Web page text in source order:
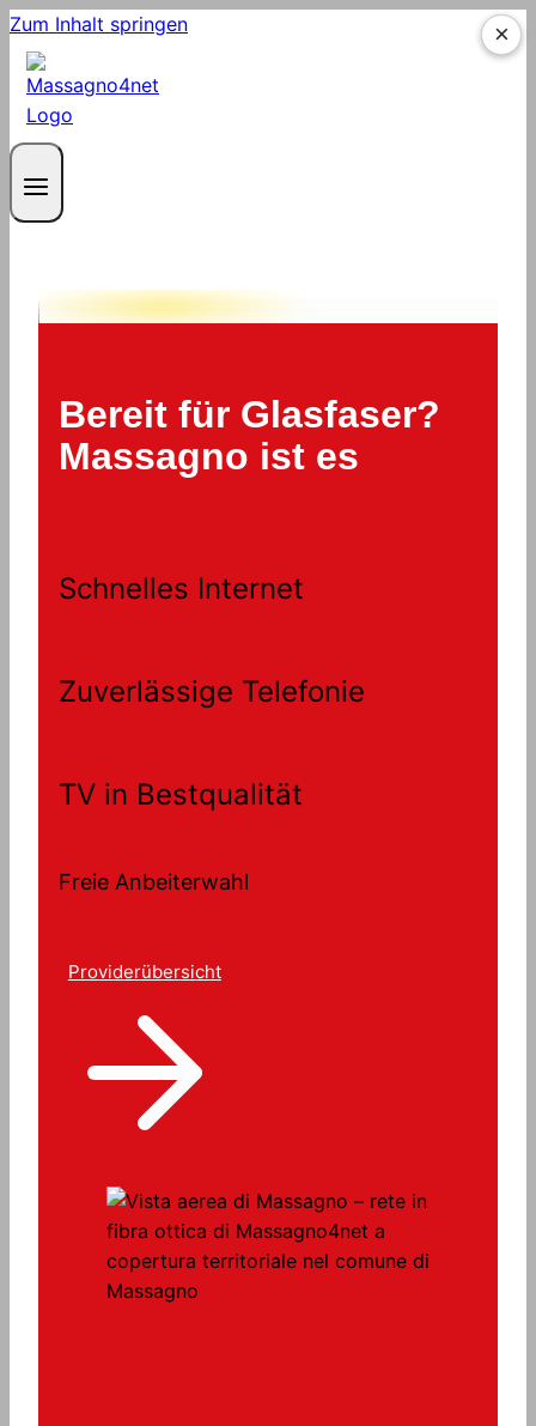
Zum Inhalt springen
Bereit für Glasfaser?
Massagno ist es
Schnelles Internet
Zuverlässige Telefonie
TV in Bestqualität
Freie Anbeiterwahl
Providerübersicht
×
×